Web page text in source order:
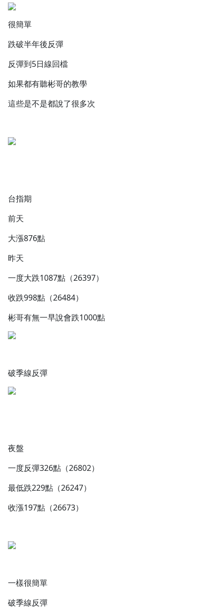
很簡單
跌破半年後反彈
反彈到5日線回檔
如果都有聽彬哥的教學
這些是不是都說了很多次
台指期
前天
大漲876點
昨天
一度大跌1087點（26397）
收跌998點（26484）
彬哥有無一早說會跌1000點
破季線反彈
夜盤
一度反彈326點（26802）
最低跌229點（26247）
收漲197點（26673）
一樣很簡單
破季線反彈